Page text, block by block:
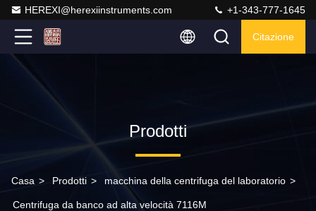
HEREXI@herexiinstruments.com +1-343-777-1645
Citazione
Prodotti
Casa > Prodotti > macchina della centrifuga del laboratorio >
Centrifuga da banco ad alta velocità 7116M